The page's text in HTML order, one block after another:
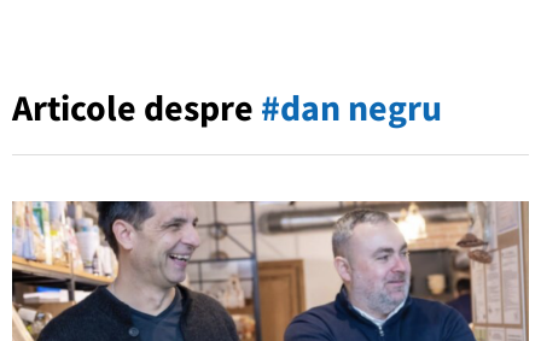
Articole despre #dan negru